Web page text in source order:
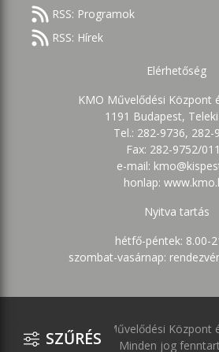
SZŰRÉS
RSS: Programok
RSS: Hírek
Elérhetőség
KMO Művelődési Központ
1191 Budapest,
Tel.: 282-9736, 282-
Fax: 282-9752/
e-mail:
honlap:
Nyitva tartás
hétfő-péntek: 8.00-
szombat-vasárnap:
KMO Művelődési Központ
Minden jog